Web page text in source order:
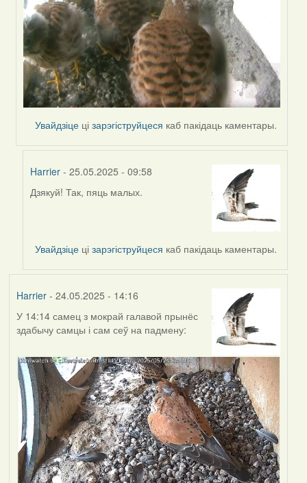
Увайдзіце цізарэгіструйцеся каб пакідаць каментары.
Harrier - 25.05.2025 - 09:58
In
Lighty
Дзякуй! Так, пяць малых.
Увайдзіце цізарэгіструйцеся каб пакідаць каментары.
Harrier- 24.05.2025 - 14:16
У 14:14 самец з мокрай галавой прынёс
здабычу самцы і сам сеў на падмену: